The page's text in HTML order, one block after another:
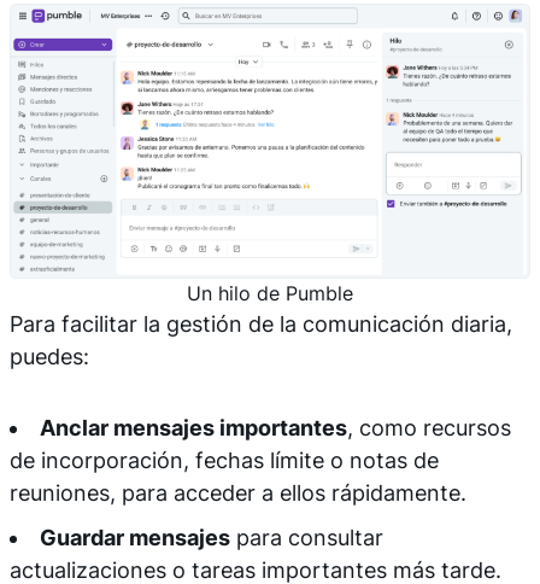
Un hilo de Pumble
Para facilitar la gestión de la comunicación diaria,
puedes:
Anclar mensajes importantes, como recursos
de incorporación, fechas límite o notas de
reuniones, para acceder a ellos rápidamente.
Guardar mensajes para consultar
actualizaciones o tareas importantes más tarde.